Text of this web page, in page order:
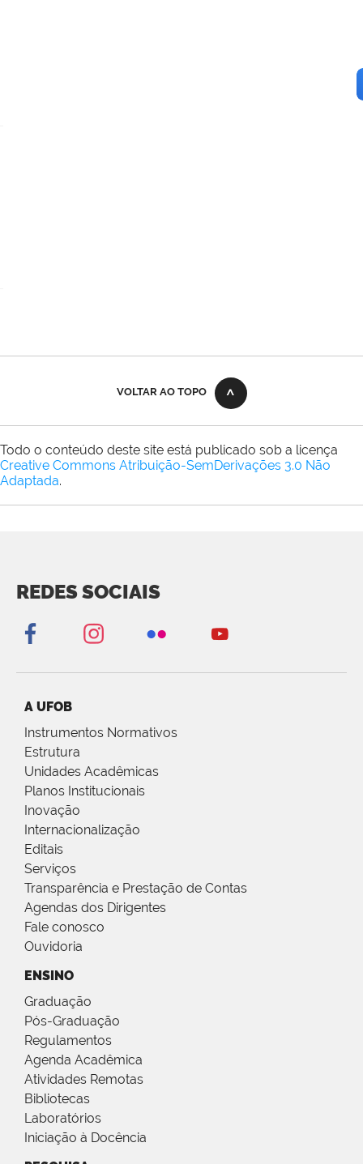
VOLTAR AO TOPO
Todo o conteúdo deste site está publicado sob a licença
Creative Commons Atribuição-SemDerivações 3.0 Não
Adaptada.
REDES SOCIAIS
A UFOB
Instrumentos Normativos
Estrutura
Unidades Acadêmicas
Planos Institucionais
Inovação
Internacionalização
Editais
Serviços
Transparência e Prestação de Contas
Agendas dos Dirigentes
Fale conosco
Ouvidoria
ENSINO
Graduação
Pós-Graduação
Regulamentos
Agenda Acadêmica
Atividades Remotas
Bibliotecas
Laboratórios
Iniciação à Docência